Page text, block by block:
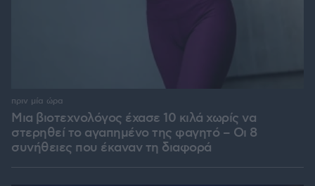
Μια βιοτεχνολόγος έχασε 10 κιλά χωρίς να
στερηθεί το αγαπημένο της φαγητό – Οι 8
συνήθειες που έκαναν τη διαφορά
πριν μία ώρα